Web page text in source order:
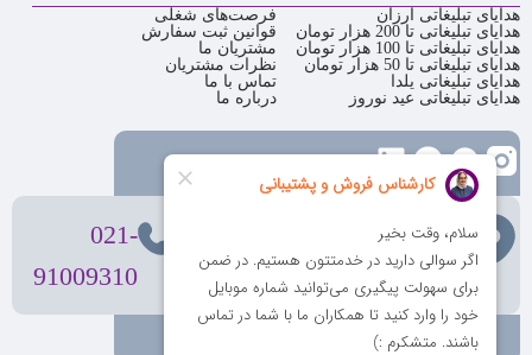
هدایای تبلیغاتی ارزان
هدایای تبلیغاتی تا 200 هزار تومان
هدایای تبلیغاتی تا 100 هزار تومان
هدایای تبلیغاتی تا 50 هزار تومان
هدایای تبلیغاتی یلدا
هدایای تبلیغاتی عید نوروز
فرصت‌های شغلی
قوانین ثبت سفارش
مشتریان ما
نظرات مشتریان
تماس با ما
درباره ما
تهران، ولیعصر، بالاتر از بهشتی،
بن‌بست پردیس، پلاک 12
021-
91009310